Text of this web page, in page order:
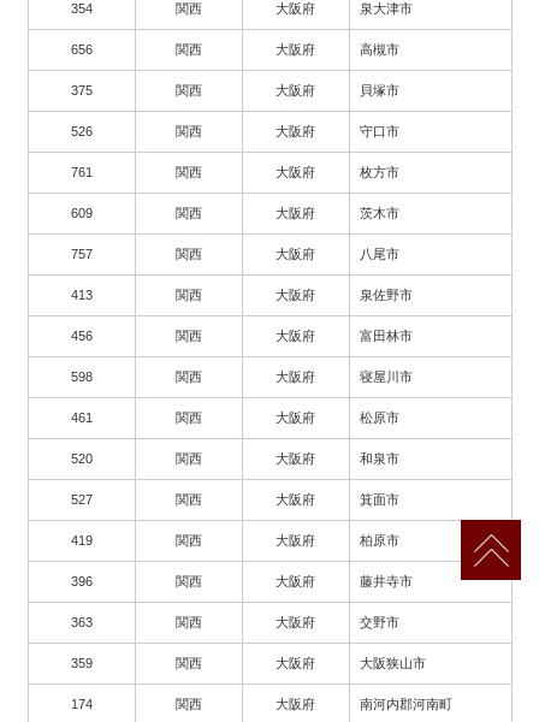
354 関西 大阪府 泉大津市
656 関西 大阪府 高槻市
375 関西 大阪府 貝塚市
526 関西 大阪府 守口市
761 関西 大阪府 枚方市
609 関西 大阪府 茨木市
757 関西 大阪府 八尾市
413 関西 大阪府 泉佐野市
456 関西 大阪府 富田林市
598 関西 大阪府 寝屋川市
461 関西 大阪府 松原市
520 関西 大阪府 和泉市
527 関西 大阪府 箕面市
419 関西 大阪府 柏原市
396 関西 大阪府 藤井寺市
363 関西 大阪府 交野市
359 関西 大阪府 大阪狭山市
174 関西 大阪府 南河内郡河南町